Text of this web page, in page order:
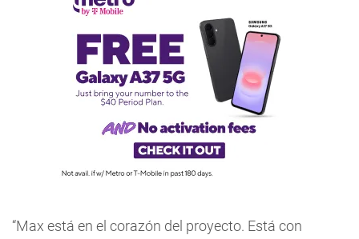
“Max está en el corazón del proyecto. Está con